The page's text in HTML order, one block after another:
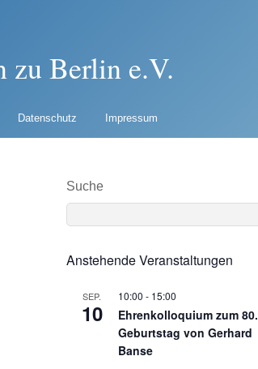
zu Berlin e.V.
Datenschutz Impressum
Suche
Anstehende Veranstaltungen
SEP.
10
10:00 - 15:00
Ehrenkolloquium zum 80.
Geburtstag von Gerhard
Banse